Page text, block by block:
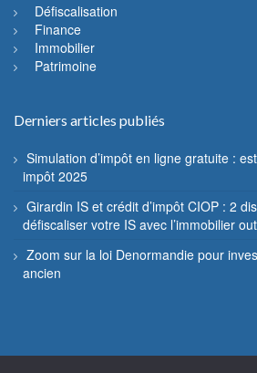
Défiscalisation
Finance
Immobilier
Patrimoine
Derniers articles publiés
Simulation d’impôt en ligne gratuite :
impôt 2025
Girardin IS et crédit d’impôt CIOP : 2
défiscaliser votre IS avec l’immobilier
Zoom sur la loi Denormandie pour
ancien